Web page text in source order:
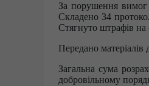
За порушення вимог
Складено 34
Стягнуто штрафів
Передано
Загальна сума
добровільному